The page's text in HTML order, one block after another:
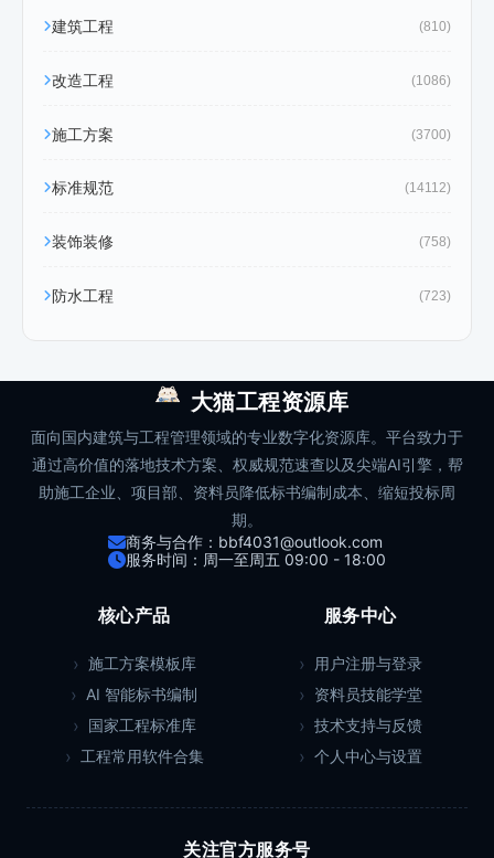
建筑工程 (810)
改造工程 (1086)
施工方案 (3700)
标准规范 (14112)
装饰装修 (758)
防水工程 (723)
大猫工程资源库
面向国内建筑与工程管理领域的专业数字化资源库。平台致力于
通过高价值的落地技术方案、权威规范速查以及尖端AI引擎，帮
助施工企业、项目部、资料员降低标书编制成本、缩短投标周
期。
商务与合作：bbf4031@outlook.com
服务时间：周一至周五 09:00 - 18:00
核心产品
施工方案模板库
AI 智能标书编制
国家工程标准库
工程常用软件合集
服务中心
用户注册与登录
资料员技能学堂
技术支持与反馈
个人中心与设置
关注官方服务号